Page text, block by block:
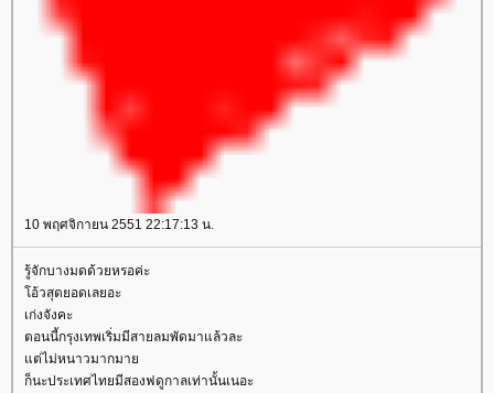
10 พฤศจิกายน 2551 22:17:13 น.
รู้จักบางมดด้วยหรอค่ะ
อ้วสุดยอดเลยอะ
เก่งจังคะ
ตอนนี้กรุงเทพเริ่มมีสายลมพัดมาแล้วละ
ต่ไม่หนาวมากมา
ก็นะประเทศไทยมีสองฟดูกาลเท่านั้นเนอะ